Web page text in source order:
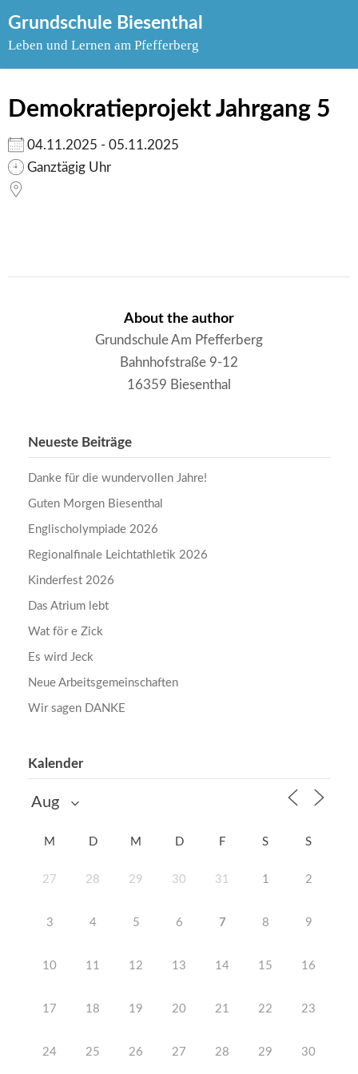
to
Grundschule Biesenthal
Leben und Lernen am Pfefferberg
Demokratieprojekt Jahrgang 5
04.11.2025 - 05.11.2025
Ganztägig Uhr
About the author
Grundschule Am Pfefferberg
Bahnhofstraße 9-12
16359 Biesenthal
Neueste Beiträge
Danke für die wundervollen Jahre!
Guten Morgen Biesenthal
Englischolympiade 2026
Regionalfinale Leichtathletik 2026
Kinderfest 2026
Das Atrium lebt
Wat för e Zick
Es wird Jeck
Neue Arbeitsgemeinschaften
Wir sagen DANKE
Kalender
M D M D F S S
27 28 29 30 31 1 2
3 4 5 6 7 8 9
10 11 12 13 14 15 16
17 18 19 20 21 22 23
24 25 26 27 28 29 30